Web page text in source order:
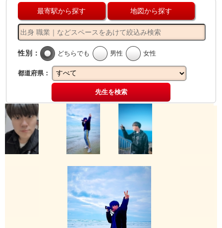
最寄駅から探す 地図から探す
性別： どちらでも 男性 女性
都道府県：
先生を検索